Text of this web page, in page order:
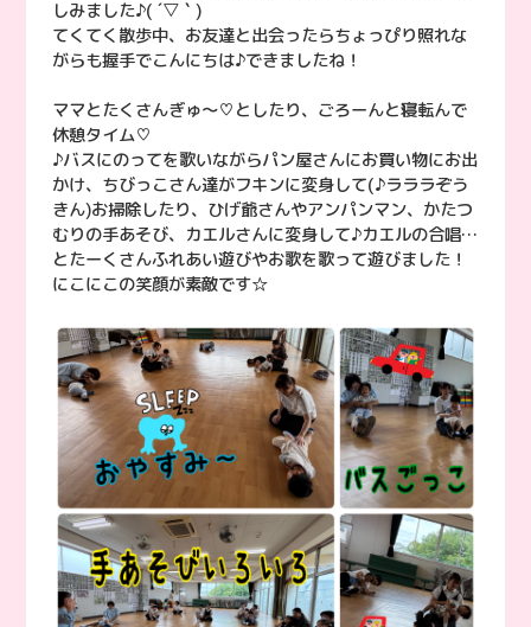
しみました♪( ´▽｀)
てくてく散歩中、お友達と出会ったらちょっぴり照れな
がらも握手でこんにちは♪できましたね！
ママとたくさんぎゅ〜♡としたり、ごろーんと寝転んで
休憩タイム♡
♪バスにのってを歌いながらパン屋さんにお買い物にお出
かけ、ちびっこさん達がフキンに変身して(♪ラララぞう
きん)お掃除したり、ひげ爺さんやアンパンマン、かたつ
むりの手あそび、カエルさんに変身して♪カエルの合唱…
とたーくさんふれあい遊びやお歌を歌って遊びました！
にこにこの笑顔が素敵です☆